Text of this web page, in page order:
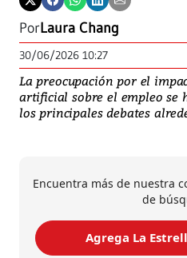
PorLaura Chang
30/06/2026 10:27
La preocupación por el
artificial sobre el empleo se
los principales debates
Encuentra más de nuestra
de
Agrega La